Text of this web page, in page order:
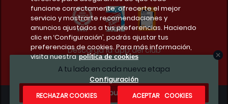
A tu lado en cada nueva etapa
¿Te apuntas?
Descarga la app del club
funcione correctamente, ofrecerte el mejor
servicio y mostrarte recomendaciones y
anuncios ajustados a tus preferencias. Haciendo
clic en ‘Configuración’, podrás ajustar tus
preferencias de cookies. Para más información,
visita nuestra política de cookies
Configuración
RECHAZAR COOKIES
ACEPTAR COOKIES